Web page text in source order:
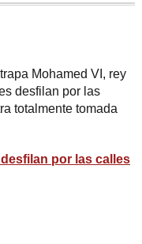
Mohamed VI, rey
desfilan por las
totalmente tomada
por las calles